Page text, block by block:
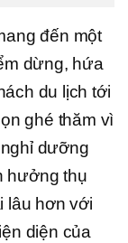
đến một
dừng, hứa
du lịch tới
ghé thăm vì
dưỡng
hưởng thụ
lâu hơn với
diện của